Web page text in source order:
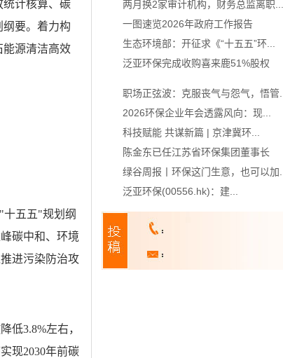
统计核算、碳
要。着力构
能源清洁高效
五五"规划纲
碳中和、环境
进污染防治攻
低3.8%左右，
现2030年前碳
两月换2家审计机构，财务总监离职...
一图速览2026年政府工作报告
生态环境部：开征求《“十五五”环...
泛亚环保完成收购喜来鹿51%股权
职场正弦波：克服丧气与怨气，悟管...
2026环保企业年会透露风向：现...
科技赋能 共谋新篇 | 京津冀环...
陈金东已任江苏省环保集团董事长
绿谷周报丨环保这门生意，也可以加...
泛亚环保(00556.hk)：建...